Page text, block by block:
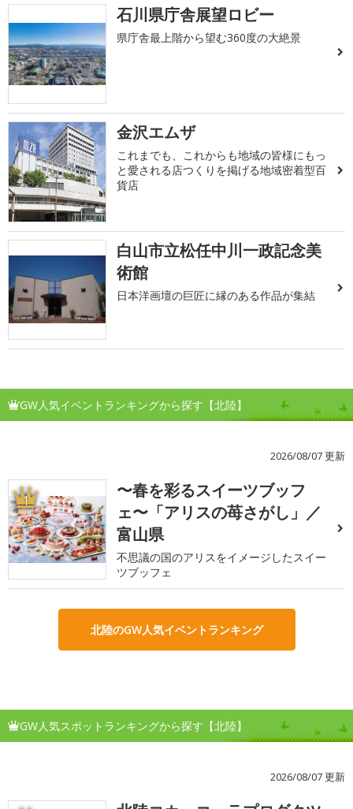
石川県庁舎展望ロビー
県庁舎最上階から望む360度の大絶景
金沢エムザ
これまでも、これからも地域の皆様にもっ
と愛される店つくりを掲げる地域密着型百
貨店
白山市立松任中川一政記念美
術館
日本洋画壇の巨匠に縁のある作品が集結
GW人気イベントランキングから探す【北陸】
2026/08/07 更新
1
〜春を彩るスイーツブッフ
ェ〜「アリスの苺さがし」／
富山県
不思議の国のアリスをイメージしたスイー
ツブッフェ
北陸のGW人気イベントランキング
GW人気スポットランキングから探す【北陸】
2026/08/07 更新